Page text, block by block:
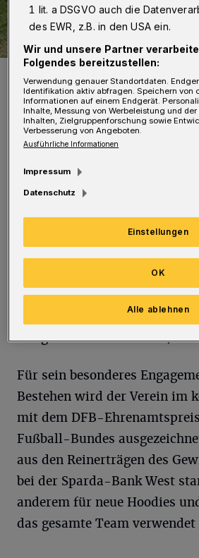
Filialleiterin Wioletta Bonny übergab einen
Marek Deniziak (vorne li.) und Sven
Foto: Sparda-Bank West
„Der FC Polonia 2005 bietet
sportliche Aktivitäten. Der
Tätigkeitsfelder entwickelt.
aus Mitgliedern zahlreicher
und Altersgruppen und
Integration und Vielfalt“, so
Für sein besonderes
Bestehen wird der Verein im
mit dem DFB-
Fußball-Bundes
aus den Reinerträgen des
bei der Sparda-Bank West
anderem für neue Hoodies
das gesamte Team
1 lit. a DSGVO auch die
des EWR, z.B. in den USA ein.
Wir und unsere Partner
Folgendes bereitzustellen:
Verwendung genauer Standortdaten.
Identifikation aktiv abfragen. Speichern von
Informationen auf einem Endgerät.
Inhalte, Messung von Werbeleistung und
Inhalten, Zielgruppenforschung sowie
Verbesserung von Angeboten.
Ausführliche Informationen
Impressum
Datenschutz
Einstellungen
Alle ablehnen
OK